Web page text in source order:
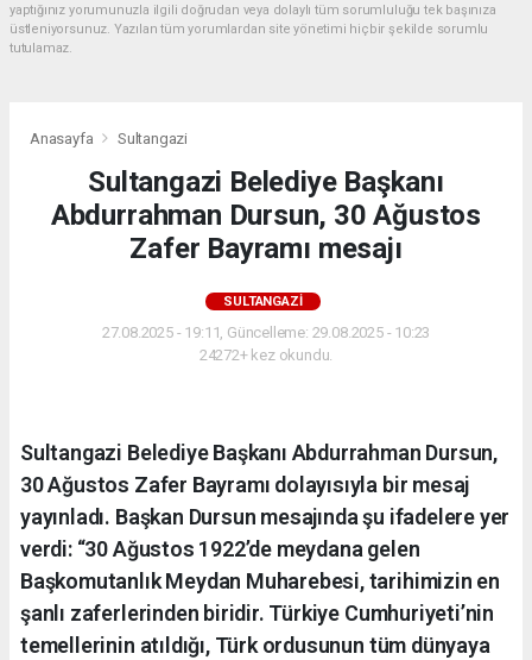
yaptığınız yorumunuzla ilgili doğrudan veya dolaylı tüm sorumluluğu tek başınıza
üstleniyorsunuz. Yazılan tüm yorumlardan site yönetimi hiçbir şekilde sorumlu
tutulamaz.
Anasayfa Sultangazi
Sultangazi Belediye Başkanı
Abdurrahman Dursun, 30 Ağustos
Zafer Bayramı mesajı
SULTANGAZI
27.08.2025 - 19:11, Güncelleme: 29.08.2025 - 10:23
24272+ kez okundu.
Sultangazi Belediye Başkanı Abdurrahman Dursun,
30 Ağustos Zafer Bayramı dolayısıyla bir mesaj
yayınladı. Başkan Dursun mesajında şu ifadelere yer
verdi: “30 Ağustos 1922’de meydana gelen
Başkomutanlık Meydan Muharebesi, tarihimizin en
şanlı zaferlerinden biridir. Türkiye Cumhuriyeti’nin
temellerinin atıldığı, Türk ordusunun tüm dünyaya